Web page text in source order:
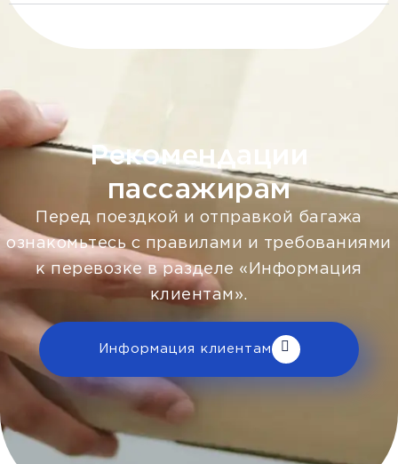
Рекомендации
пассажирам
Перед поездкой и отправкой багажа
ознакомьтесь с правилами и требованиями
к перевозке в разделе «Информация
клиентам».
Информация клиентам